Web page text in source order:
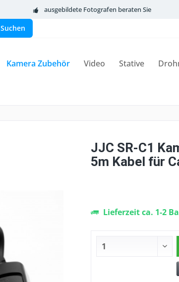
ausgebildete Fotografen beraten Sie
Suchen
Kamera Zubehör Video Stative
JJC SR-C1
5m Kabel für
Lieferzeit ca. 1-2